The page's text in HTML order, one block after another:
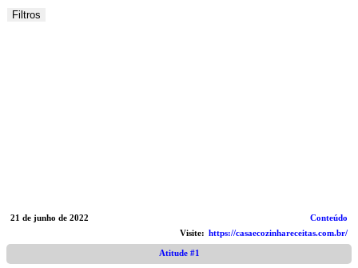
Filtros
21 de junho de 2022
Conteúdo
Visite: https://casaecozinhareceitas.com.br/
Atitude #1